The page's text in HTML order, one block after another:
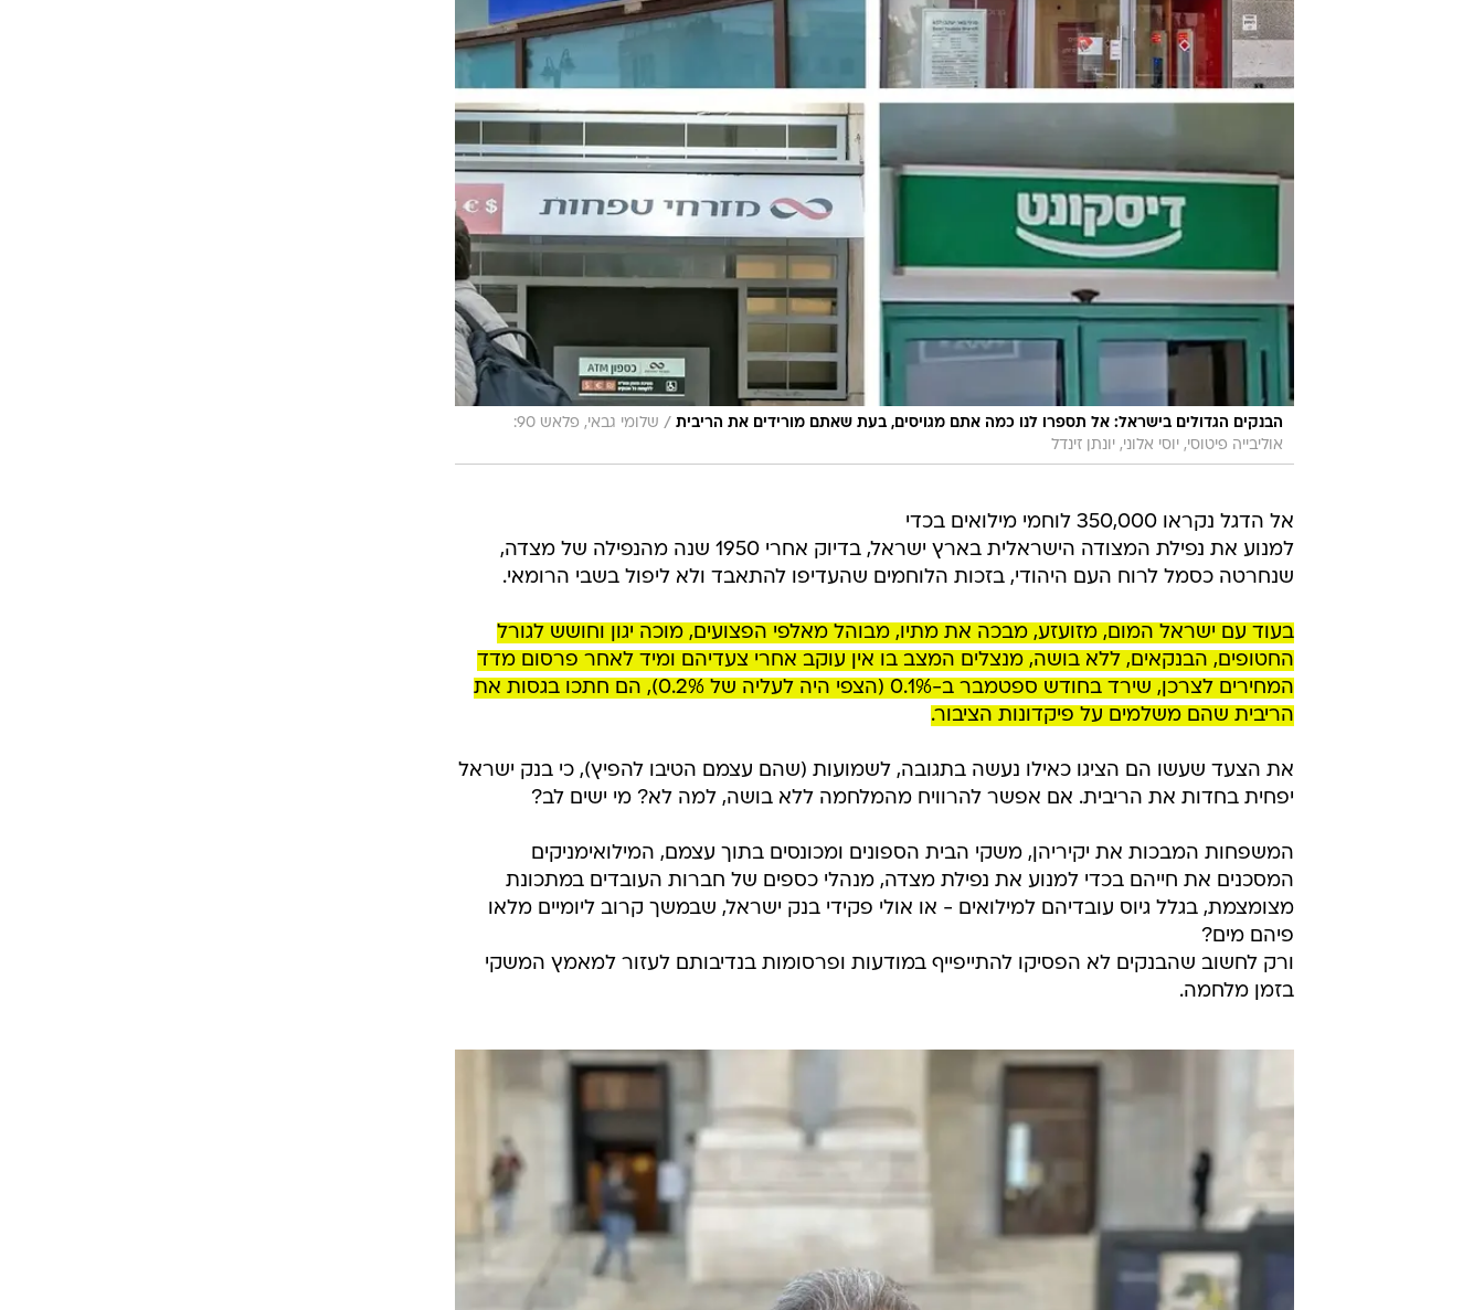
הבנקים הגדולים בישראל: אל תספרו לנו כמה אתם מגויסים, בעת שאתם מורידים את הריבית /
שלומי גבאי, פלאש 90:
אוליבייה פיטוסי, יוסי אלוני, יונתן זינדל
אל הדגל נקראו 350,000 לוחמי מילואים בכדי
למנוע את נפילת המצודה הישראלית בארץ ישראל, בדיוק אחרי 1950 שנה מהנפילה של מצדה,
שנחרטה כסמל לרוח העם היהודי, בזכות הלוחמים שהעדיפו להתאבד ולא ליפול בשבי הרומאי.
בעוד עם ישראל המום, מזועזע, מבכה את מתיו, מבוהל מאלפי הפצועים, מוכה יגון וחושש לגורל
החטופים, הבנקאים, ללא בושה, מנצלים המצב בו אין עוקב אחרי צעדיהם ומיד לאחר פרסום מדד
המחירים לצרכן, שירד בחודש ספטמבר ב-0.1% (הצפי היה לעליה של 0.2%), הם חתכו בגסות את
הריבית שהם משלמים על פיקדונות הציבור.
את הצעד שעשו הם הציגו כאילו נעשה בתגובה, לשמועות (שהם עצמם הטיבו להפיץ), כי בנק ישראל
יפחית בחדות את הריבית. אם אפשר להרוויח מהמלחמה ללא בושה, למה לא? מי ישים לב?
המשפחות המבכות את יקיריהן, משקי הבית הספונים ומכונסים בתוך עצמם, המילואימניקים
המסכנים את חייהם בכדי למנוע את נפילת מצדה, מנהלי כספים של חברות העובדים במתכונת
מצומצמת, בגלל גיוס עובדיהם למילואים - או אולי פקידי בנק ישראל, שבמשך קרוב ליומיים מלאו
פיהם מים?
ורק לחשוב שהבנקים לא הפסיקו להתייפייף במודעות ופרסומות בנדיבותם לעזור למאמץ המשקי
בזמן מלחמה.